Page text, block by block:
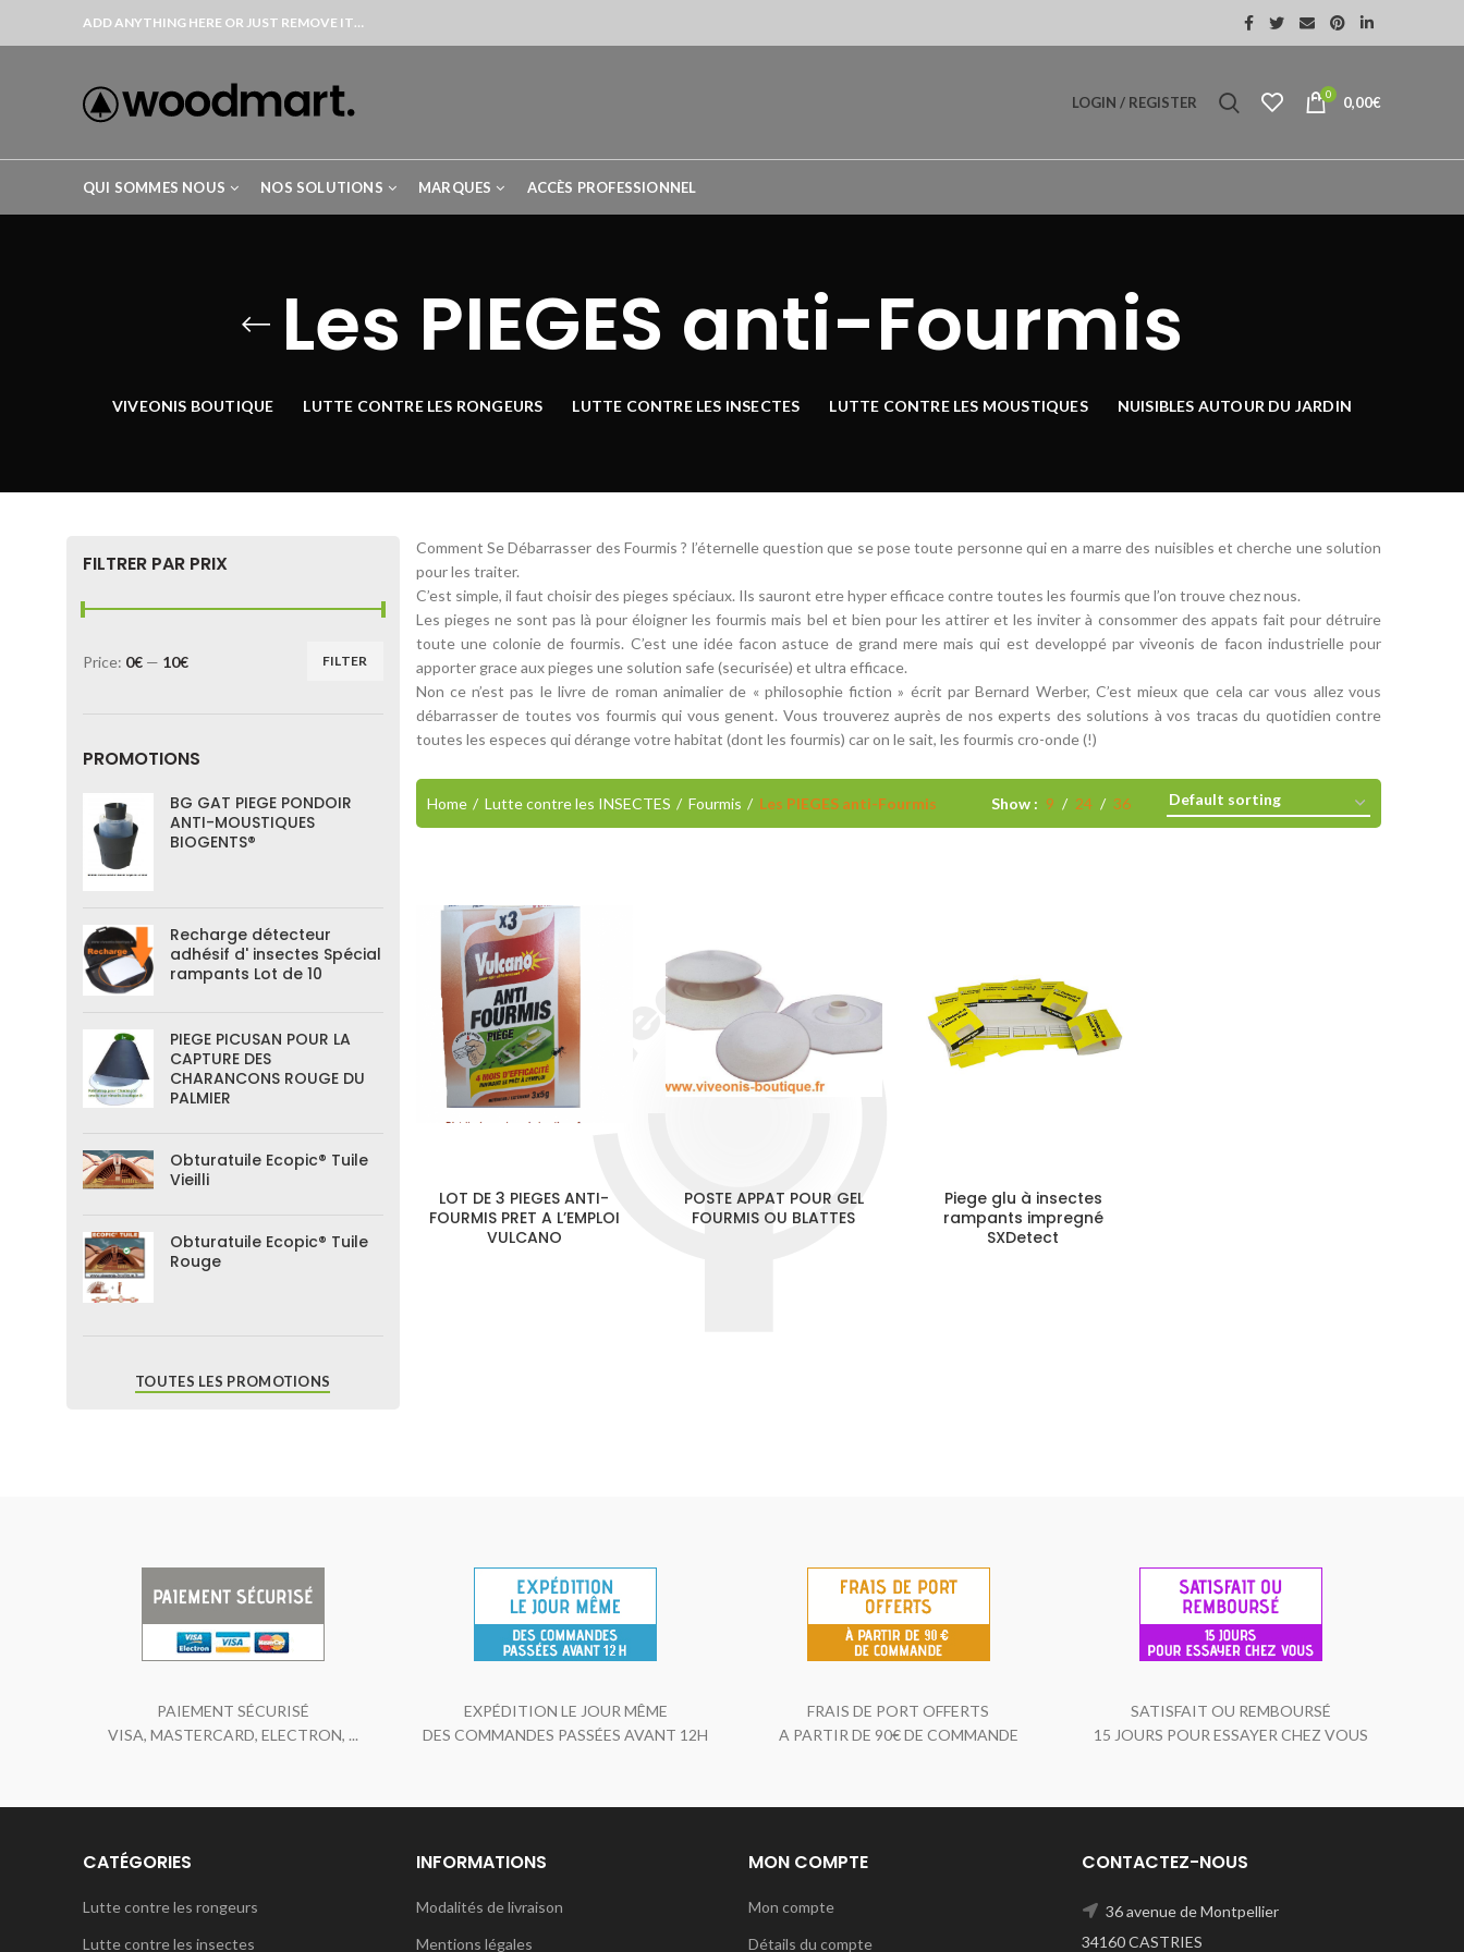
ADD ANYTHING HERE OR JUST REMOVE IT…
LOGIN / REGISTER 0 0,00€
QUI SOMMES NOUS NOS SOLUTIONS MARQUES ACCÈS PROFESSIONNEL
Les PIEGES anti-Fourmis
VIVEONIS BOUTIQUE LUTTE CONTRE LES RONGEURS LUTTE CONTRE LES INSECTES LUTTE CONTRE LES MOUSTIQUES NUISIBLES AUTOUR DU JARDIN
FILTRER PAR PRIX
FILTER
Price: 0€ — 10€
PROMOTIONS
BG GAT PIEGE PONDOIR
ANTI-MOUSTIQUES
BIOGENTS®
Recharge détecteur
adhésif d' insectes Spécial
rampants Lot de 10
PIEGE PICUSAN POUR LA
CAPTURE DES
CHARANCONS ROUGE DU
PALMIER
Obturatuile Ecopic® Tuile
Vieilli
Obturatuile Ecopic® Tuile
Rouge
TOUTES LES PROMOTIONS
Comment Se Débarrasser des Fourmis ? l’éternelle question que se pose toute personne qui en a marre des nuisibles et cherche une solution
pour les traiter.
C’est simple, il faut choisir des pieges spéciaux. Ils sauront etre hyper efficace contre toutes les fourmis que l’on trouve chez nous.
Les pieges ne sont pas là pour éloigner les fourmis mais bel et bien pour les attirer et les inviter à consommer des appats fait pour détruire
toute une colonie de fourmis. C’est une idée facon astuce de grand mere mais qui est developpé par viveonis de facon industrielle pour
apporter grace aux pieges une solution safe (securisée) et ultra efficace.
Non ce n’est pas le livre de roman animalier de « philosophie fiction » écrit par Bernard Werber, C’est mieux que cela car vous allez vous
débarrasser de toutes vos fourmis qui vous genent. Vous trouverez auprès de nos experts des solutions à vos tracas du quotidien contre
toutes les especes qui dérange votre habitat (dont les fourmis) car on le sait, les fourmis cro-onde (!)
Home Lutte contre les INSECTES Fourmis Les PIEGES anti-Fourmis Show 9 24 36
LOT DE 3 PIEGES ANTI-
FOURMIS PRET A L’EMPLOI
VULCANO
POSTE APPAT POUR GEL
FOURMIS OU BLATTES
Piege glu à insectes
rampants impregné
SXDetect
PAIEMENT SÉCURISÉ
VISA, MASTERCARD, ELECTRON, ...
EXPÉDITION LE JOUR MÊME
DES COMMANDES PASSÉES AVANT 12H
FRAIS DE PORT OFFERTS
A PARTIR DE 90€ DE COMMANDE
SATISFAIT OU REMBOURSÉ
15 JOURS POUR ESSAYER CHEZ VOUS
CATÉGORIES
Lutte contre les rongeurs
Lutte contre les insectes
INFORMATIONS
Modalités de livraison
Mentions légales
MON COMPTE
Mon compte
Détails du compte
CONTACTEZ-NOUS
36 avenue de Montpellier
34160 CASTRIES